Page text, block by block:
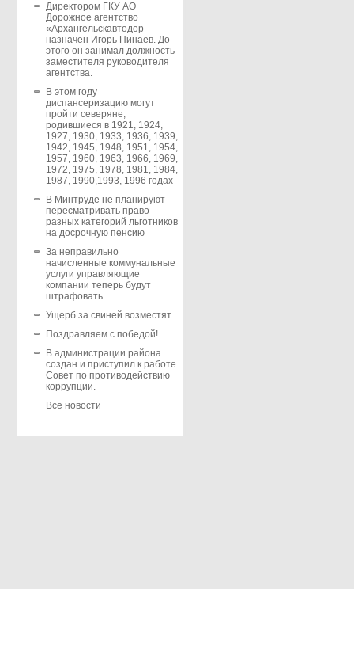
Директором ГКУ АО
Дорожное агентство
«Архангельскавтодор
назначен Игорь Пинаев. До
этого он занимал должность
заместителя руководителя
агентства.
В этом году
диспансеризацию могут
пройти северяне,
родившиеся в 1921, 1924,
1927, 1930, 1933, 1936, 1939,
1942, 1945, 1948, 1951, 1954,
1957, 1960, 1963, 1966, 1969,
1972, 1975, 1978, 1981, 1984,
1987, 1990,1993, 1996 годах
В Минтруде не планируют
пересматривать право
разных категорий льготников
на досрочную пенсию
За неправильно
начисленные коммунальные
услуги управляющие
компании теперь будут
штрафовать
Ущерб за свиней возместят
Поздравляем с победой!
В администрации района
создан и приступил к работе
Совет по противодействию
коррупции.
Все новости